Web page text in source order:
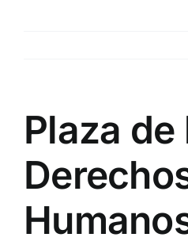
Plaza de